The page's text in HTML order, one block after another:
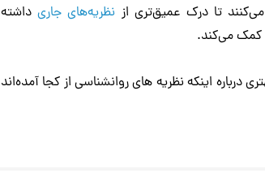
تا درک عمیق‌تری از نظریه‌های جاریداشته
کمک می‌کند.
اینکه نظریه های روانشناسی از کجا آمده‌اند